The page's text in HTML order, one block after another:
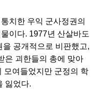
치한 우익 군사정권의
이다. 1977년 산살바도
공개적으로 비판했고,
은 괴한들의 총에 맞아
모여들었지만 군정의 학
잃었다.